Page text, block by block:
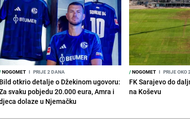
NOGOMET I PRIJE 2 DANA
Bild otkrio detalje o Džekinom ugovoru:
svaku pobjedu 20.000 eura, Amra i
dolaze u Njemačku
/NOGOMET I PRIJE OKO
FK Sarajevo do
na Koševu